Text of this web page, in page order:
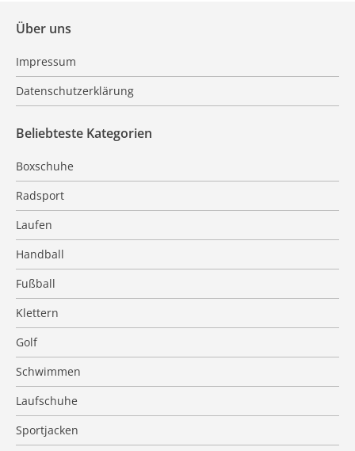
Über uns
Impressum
Datenschutzerklärung
Beliebteste Kategorien
Boxschuhe
Radsport
Laufen
Handball
Fußball
Klettern
Golf
Schwimmen
Laufschuhe
Sportjacken